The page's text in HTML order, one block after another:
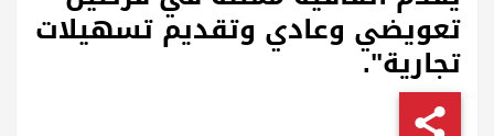
تعويضي وعادي وتقديم تسهيلات
تجارية".